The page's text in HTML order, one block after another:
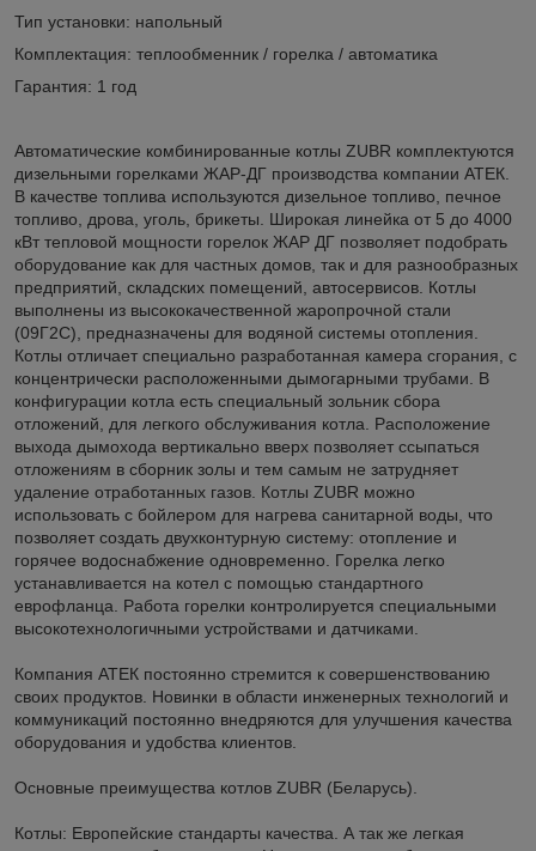
Тип установки: напольный
Комплектация: теплообменник / горелка / автоматика
Гарантия: 1 год
Автоматические комбинированные котлы ZUBR комплектуются
дизельными горелками ЖАР-ДГ производства компании АТЕК.
В качестве топлива используются дизельное топливо, печное
топливо, дрова, уголь, брикеты. Широкая линейка от 5 до 4000
кВт тепловой мощности горелок ЖАР ДГ позволяет подобрать
оборудование как для частных домов, так и для разнообразных
предприятий, складских помещений, автосервисов. Котлы
выполнены из высококачественной жаропрочной стали
(09Г2С), предназначены для водяной системы отопления.
Котлы отличает специально разработанная камера сгорания, с
концентрически расположенными дымогарными трубами. В
конфигурации котла есть специальный зольник сбора
отложений, для легкого обслуживания котла. Расположение
выхода дымохода вертикально вверх позволяет ссыпаться
отложениям в сборник золы и тем самым не затрудняет
удаление отработанных газов. Котлы ZUBR можно
использовать с бойлером для нагрева санитарной воды, что
позволяет создать двухконтурную систему: отопление и
горячее водоснабжение одновременно. Горелка легко
устанавливается на котел с помощью стандартного
еврофланца. Работа горелки контролируется специальными
высокотехнологичными устройствами и датчиками.
Компания АТЕК постоянно стремится к совершенствованию
своих продуктов. Новинки в области инженерных технологий и
коммуникаций постоянно внедряются для улучшения качества
оборудования и удобства клиентов.
Основные преимущества котлов ZUBR (Беларусь).
Котлы: Европейские стандарты качества. А так же легкая